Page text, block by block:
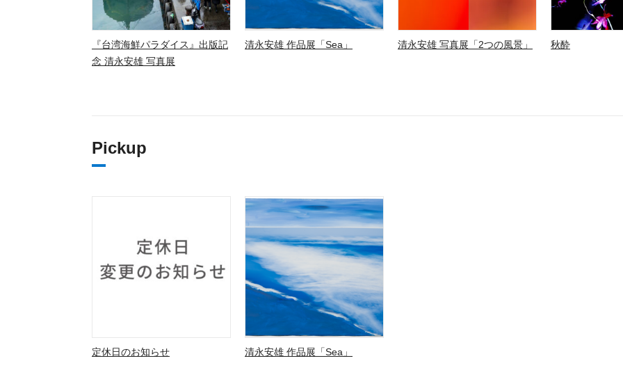
『台湾海鮮パラダイス』出版記
念 清永安雄 写真展
清永安雄 作品展「Sea」 清永安雄 写真展「2つの風景」 秋酔
Pickup
定休日のお知らせ 清永安雄 作品展「Sea」